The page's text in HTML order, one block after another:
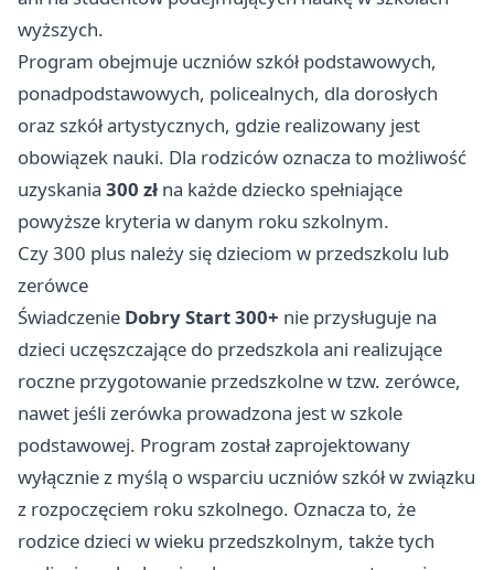
wyższych.
Program obejmuje uczniów szkół podstawowych,
ponadpodstawowych, policealnych, dla dorosłych
oraz szkół artystycznych, gdzie realizowany jest
obowiązek nauki. Dla rodziców oznacza to możliwość
uzyskania 300 zł na każde dziecko spełniające
powyższe kryteria w danym roku szkolnym.
Czy 300 plus należy się dzieciom w przedszkolu lub
zerówce
Świadczenie Dobry Start 300+ nie przysługuje na
dzieci uczęszczające do przedszkola ani realizujące
roczne przygotowanie przedszkolne w tzw. zerówce,
nawet jeśli zerówka prowadzona jest w szkole
podstawowej. Program został zaprojektowany
wyłącznie z myślą o wsparciu uczniów szkół w związku
z rozpoczęciem roku szkolnego. Oznacza to, że
rodzice dzieci w wieku przedszkolnym, także tych